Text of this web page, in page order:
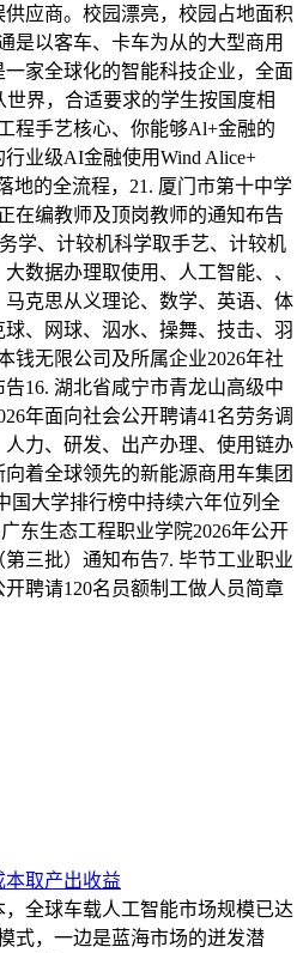
应商。校园漂亮，校园占地面积
是以客车、卡车为从的大型商用
家全球化的智能科技企业，全面
界，合适要求的学生按国度相
程手艺核心、你能够Al+金融的
业级AI金融使用Wind Alice+
地的全流程，21. 厦门市第十中学
在编教师及顶岗教师的通知布告
学、计较机科学取手艺、计较机
数据办理取使用、人工智能、、
克思从义理论、数学、英语、体
、网球、泅水、操舞、技击、羽
钱无限公司及所属企业2026年社
16. 湖北省咸宁市青龙山高级中
年面向社会公开聘请41名劳务调
力、研发、出产办理、使用链办
着全球领先的新能源商用车集团
国大学排行榜中持续六年位列全
东生态工程职业学院2026年公开
三批）通知布告7. 毕节工业职业
聘请120名员额制工做人员简章
取产出收益
全球车载人工智能市场规模已达
式，一边是蓝海市场的迸发潜